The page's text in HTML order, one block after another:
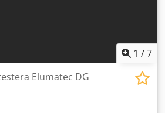
1 /7
Elumatec DG